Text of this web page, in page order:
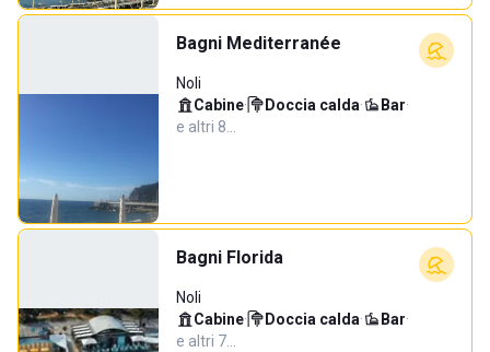
Bagni Mediterranée
Noli
Cabine· Doccia calda· Bar·
e altri 8…
Bagni Florida
Noli
Cabine· Doccia calda· Bar·
e altri 7…